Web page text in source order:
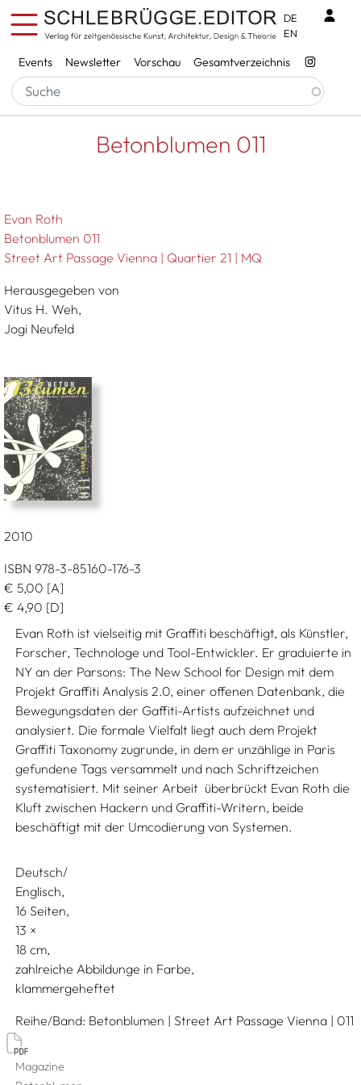
Direkt zum Inhalt
Services
Events Newsletter Vorschau Gesamtverzeichnis
DE
EN
Pfadnavigation
Startseite Betonblumen 011
Betonblumen 011
Evan Roth
Betonblumen 011
Street Art Passage Vienna | Quartier 21 | MQ
Herausgegeben von
Vitus H. Weh,
Jogi Neufeld
2010
ISBN 978-3-85160-176-3
€ 5,00 [A]
€ 4,90 [D]
Evan Roth ist vielseitig mit Graffiti beschäftigt, als Künstler,
Forscher, Technologe und Tool-Entwickler. Er graduierte in
NY an der Parsons: The New School for Design mit dem
Projekt Graffiti Analysis 2.0, einer offenen Datenbank, die
Bewegungsdaten der Gaffiti-Artists aufzeichnet und
analysiert. Die formale Vielfalt liegt auch dem Projekt
Graffiti Taxonomy zugrunde, in dem er unzählige in Paris
gefundene Tags versammelt und nach Schriftzeichen
systematisiert. Mit seiner Arbeit überbrückt Evan Roth die
Kluft zwischen Hackern und Graffiti-Writern, beide
beschäftigt mit der Umcodierung von Systemen.
Deutsch/
Englisch
16 Seiten,
13
18
zahlreiche Abbildunge in Farbe
klammergeheftet
Reihe/Band Betonblumen | Street Art Passage Vienna | 011
Magazine